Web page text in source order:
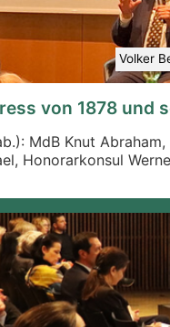
Volker
von 1878 und
MdB Knut
Honorarkonsul